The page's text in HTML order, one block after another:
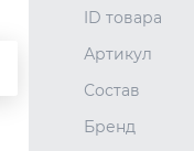
ID товара
Артикул
Состав
Бренд